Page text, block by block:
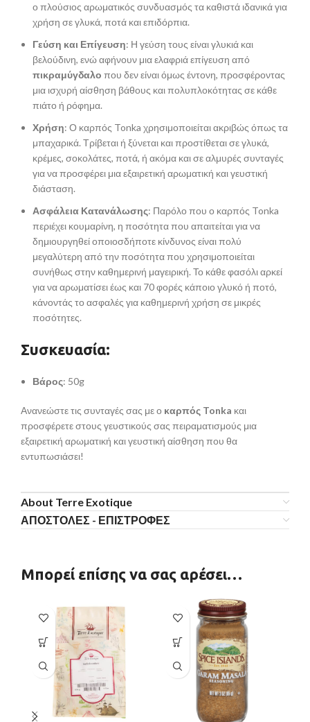
ο πλούσιος αρωματικός συνδυασμός τα καθιστά ιδανικά για
χρήση σε γλυκά, ποτά και επιδόρπια.
Γεύση και Επίγευση: Η γεύση τους είναι γλυκιά και
βελούδινη, ενώ αφήνουν μια ελαφριά επίγευση από
πικραμύγδαλο που δεν είναι όμως έντονη, προσφέροντας
μια ισχυρή αίσθηση βάθους και πολυπλοκότητας σε κάθε
πιάτο ή ρόφημα.
Χρήση: Ο καρπός Tonka χρησιμοποιείται ακριβώς όπως τα
μπαχαρικά. Τρίβεται ή ξύνεται και προστίθεται σε γλυκά,
κρέμες, σοκολάτες, ποτά, ή ακόμα και σε αλμυρές συνταγές
για να προσφέρει μια εξαιρετική αρωματική και γευστική
διάσταση.
Ασφάλεια Κατανάλωσης: Παρόλο που ο καρπός Tonka
περιέχει κουμαρίνη, η ποσότητα που απαιτείται για να
δημιουργηθεί οποιοσδήποτε κίνδυνος είναι πολύ
μεγαλύτερη από την ποσότητα που χρησιμοποιείται
συνήθως στην καθημερινή μαγειρική. Το κάθε φασόλι αρκεί
για να αρωματίσει έως και 70 φορές κάποιο γλυκό ή ποτό,
κάνοντάς το ασφαλές για καθημερινή χρήση σε μικρές
ποσότητες.
Συσκευασία:
Βάρος: 50g
Ανανεώστε τις συνταγές σας με ο καρπός Tonka και
προσφέρετε στους γευστικούς σας πειραματισμούς μια
εξαιρετική αρωματική και γευστική αίσθηση που θα
εντυπωσιάσει!
About Terre Exotique
ΑΠΟΣΤΟΛΕΣ - ΕΠΙΣΤΡΟΦΕΣ
Μπορεί επίσης να σας αρέσει…